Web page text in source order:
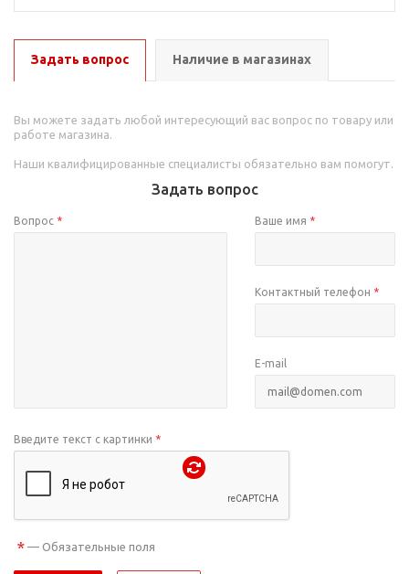
Задать вопрос Наличие в магазинах
Вы можете задать любой интересующий вас вопрос по товару или
работе магазина.
Наши квалифицированные специалисты обязательно вам помогут.
Задать вопрос
Вопрос * Ваше имя *
Контактный телефон *
E-mail
Введите текст с картинки *
* — Обязательные поля